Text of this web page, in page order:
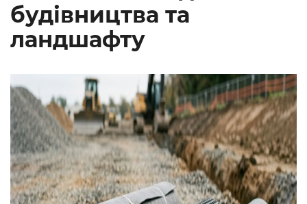
будівництва та
ландшафту